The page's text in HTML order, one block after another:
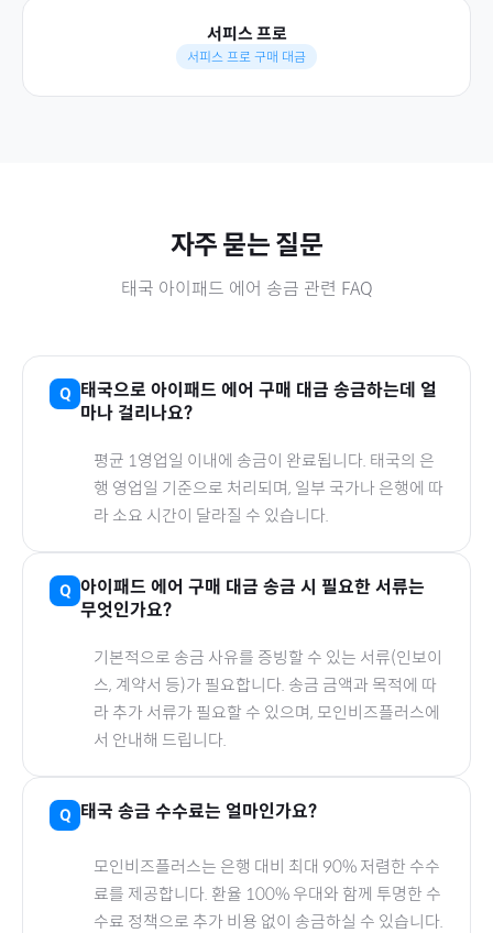
서피스 프로
서피스 프로 구매 대금
자주 묻는 질문
태국 아이패드 에어 송금 관련 FAQ
태국으로 아이패드 에어 구매 대금 송금하는데 얼
마나 걸리나요?
평균 1영업일 이내에 송금이 완료됩니다. 태국의 은
행 영업일 기준으로 처리되며, 일부 국가나 은행에 따
라 소요 시간이 달라질 수 있습니다.
아이패드 에어 구매 대금 송금 시 필요한 서류는
무엇인가요?
기본적으로 송금 사유를 증빙할 수 있는 서류(인보이
스, 계약서 등)가 필요합니다. 송금 금액과 목적에 따
라 추가 서류가 필요할 수 있으며, 모인비즈플러스에
서 안내해 드립니다.
태국 송금 수수료는 얼마인가요?
모인비즈플러스는 은행 대비 최대 90% 저렴한 수수
료를 제공합니다. 환율 100% 우대와 함께 투명한 수
수료 정책으로 추가 비용 없이 송금하실 수 있습니다.